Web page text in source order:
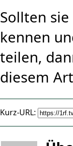
Sollten
kennen
teilen,
diesem
Kurz-URL: